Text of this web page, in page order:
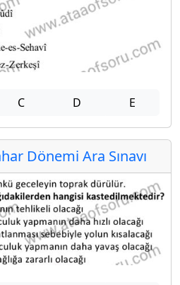
C D E
Dönemi Ara Sınavı